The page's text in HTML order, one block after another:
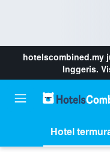
hotelscombined.my
Inggeris.
Hotel